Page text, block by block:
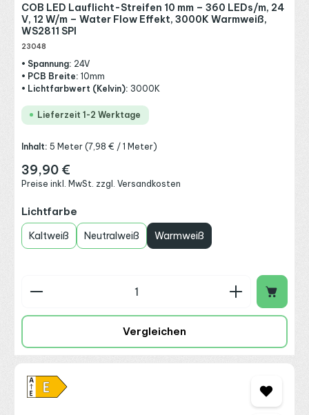
COB LED Lauflicht-Streifen 10 mm – 360 LEDs/m, 24
V, 12 W/m – Water Flow Effekt, 3000K Warmweiß,
WS2811 SPI
23048
• Spannung: 24V
• PCB Breite: 10mm
• Lichtfarbwert (Kelvin): 3000K
Lieferzeit 1-2 Werktage
Inhalt:5 Meter(7,98 € / 1 Meter)
Regulärer Preis:
39,90 €
Preise inkl. MwSt. zzgl. Versandkosten
Lichtfarbe
Kaltweiß Neutralweiß Warmweiß
Produkt Anzahl: Gib den gewünschten Wert
Vergleichen